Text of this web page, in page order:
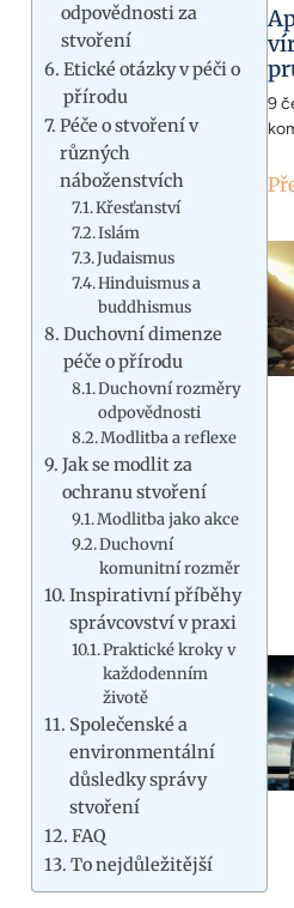
odpovědnosti za
stvoření
Etické otázky v péči o
přírodu
Péče o stvoření v
různých
náboženstvích
Křesťanství
Islám
Judaismus
Hinduismus a
buddhismus
Duchovní dimenze
péče o přírodu
Duchovní rozměry
odpovědnosti
Modlitba a reflexe
Jak se modlit za
ochranu stvoření
Modlitba jako akce
Duchovní
komunitní rozměr
Inspirativní příběhy
správcovství v praxi
Praktické kroky v
každodenním
životě
Společenské a
environmentální
důsledky správy
stvoření
FAQ
To nejdůležitější
9